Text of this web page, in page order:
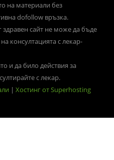
на материали без
dofollow връзка.
здравен сайт не може да бъде
консултацията с лекар-
и да било действия за
с лекар.
| Хостинг от Superhosting